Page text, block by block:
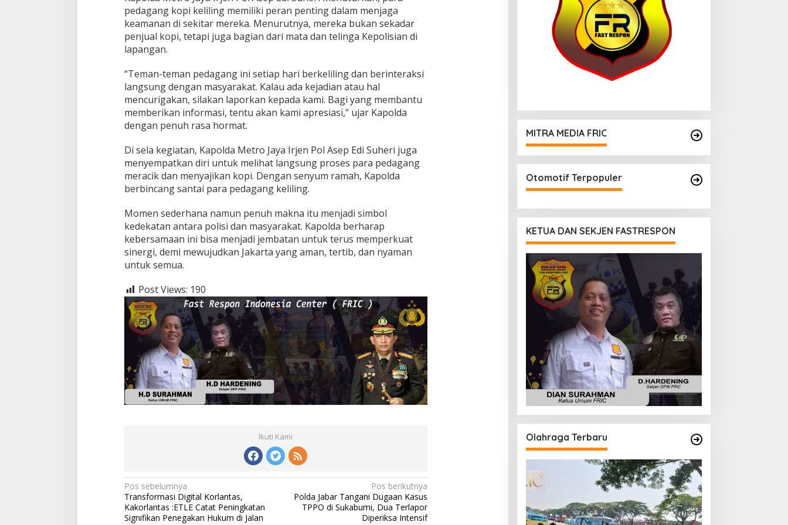
pedagang kopi keliling memiliki peran penting dalam menjaga
keamanan di sekitar mereka. Menurutnya, mereka bukan sekadar
penjual kopi, tetapi juga bagian dari mata dan telinga Kepolisian di
lapangan.
“Teman-teman pedagang ini setiap hari berkeliling dan berinteraksi
langsung dengan masyarakat. Kalau ada kejadian atau hal
mencurigakan, silakan laporkan kepada kami. Bagi yang membantu
memberikan informasi, tentu akan kami apresiasi,” ujar Kapolda
dengan penuh rasa hormat.
Di sela kegiatan, Kapolda Metro Jaya Irjen Pol Asep Edi Suheri juga
menyempatkan diri untuk melihat langsung proses para pedagang
meracik dan menyajikan kopi. Dengan senyum ramah, Kapolda
berbincang santai para pedagang keliling.
Momen sederhana namun penuh makna itu menjadi simbol
kedekatan antara polisi dan masyarakat. Kapolda berharap
kebersamaan ini bisa menjadi jembatan untuk terus memperkuat
sinergi, demi mewujudkan Jakarta yang aman, tertib, dan nyaman
untuk semua.
Post Views: 190
Ikuti Kami
Navigasi
pos
Pos sebelumnya
Transformasi Digital Korlantas,
Kakorlantas :ETLE Catat Peningkatan
Signifikan Penegakan Hukum di Jalan
Pos berikutnya
Polda Jabar Tangani Dugaan Kasus
TPPO di Sukabumi, Dua Terlapor
Diperiksa Intensif
MITRA MEDIA FRIC
Otomotif Terpopuler
KETUA DAN SEKJEN FASTRESPON
Olahraga Terbaru